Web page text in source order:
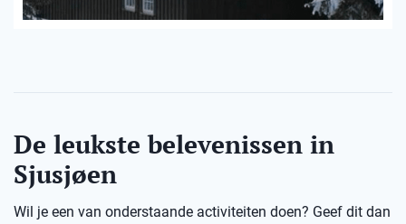
De leukste belevenissen in
Sjusjøen
Wil je een van onderstaande activiteiten doen? Geef dit dan